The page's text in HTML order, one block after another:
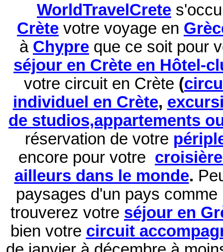
WorldTravelCrete
Crète votre voyage en
à Chypre que ce soit pour
séjour en Crète en Hôtel-
votre circuit en Crète (
individuel en Crète,
de studios,appartements
réservation de votre
encore pour votre
ailleurs dans le monde.
paysages d'un pays
trouverez votre séjour en
bien votre circuit